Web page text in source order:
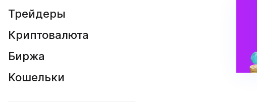
Трейдеры
Криптовалюта
Биржа
Кошельки